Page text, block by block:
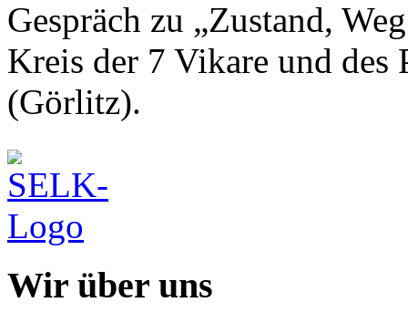
Gespräch zu „Zustand,
Kreis der 7 Vikare und des
(Görlitz).
Wir über uns